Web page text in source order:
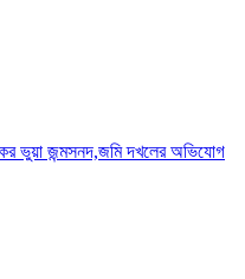
ভুয়া জন্মসনদ,জমি দখলের অভিযোগ